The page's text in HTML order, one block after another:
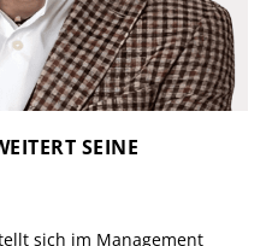
SEINE
sich im Management